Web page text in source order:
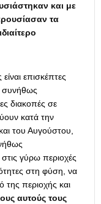
και με
τα
επισκέπτες
συνήθως
διακοπές σε
κατά την
του Αυγούστου,
γύρω περιοχές
στη φύση, να
της περιοχής και
αυτούς τους